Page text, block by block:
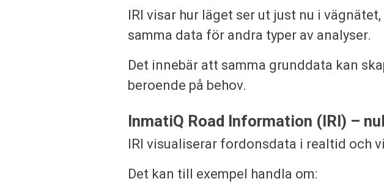
IRI visar hur läget ser ut just nu i
samma data för andra typer av analyser.
Det innebär att samma grunddata kan
beroende på behov.
InmatiQ Road Information (IRI) –
IRI visualiserar fordonsdata i realtid och
Det kan till exempel handla om: